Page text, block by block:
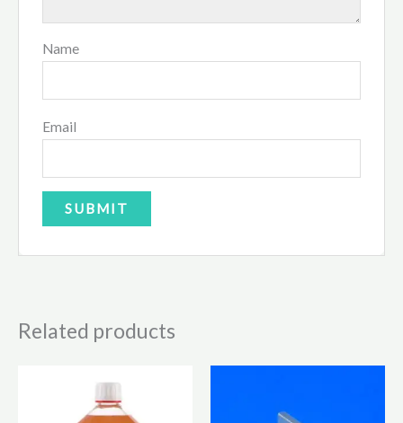
Name
Email
Related products